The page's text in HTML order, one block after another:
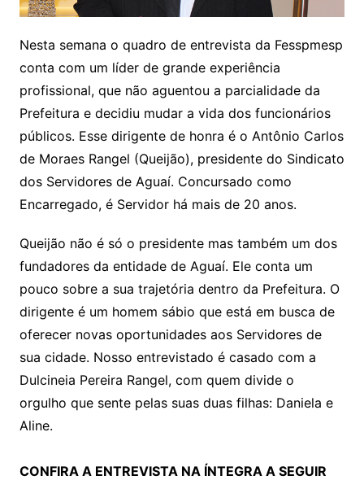
Nesta semana o quadro de entrevista da Fesspmesp
conta com um líder de grande experiência
profissional, que não aguentou a parcialidade da
Prefeitura e decidiu mudar a vida dos funcionários
públicos. Esse dirigente de honra é o Antônio Carlos
de Moraes Rangel (Queijão), presidente do Sindicato
dos Servidores de Aguaí. Concursado como
Encarregado, é Servidor há mais de 20 anos.
Queijão não é só o presidente mas também um dos
fundadores da entidade de Aguaí. Ele conta um
pouco sobre a sua trajetória dentro da Prefeitura. O
dirigente é um homem sábio que está em busca de
oferecer novas oportunidades aos Servidores de
sua cidade. Nosso entrevistado é casado com a
Dulcineia Pereira Rangel, com quem divide o
orgulho que sente pelas suas duas filhas: Daniela e
Aline.
CONFIRA A ENTREVISTA NA ÍNTEGRA A SEGUIR